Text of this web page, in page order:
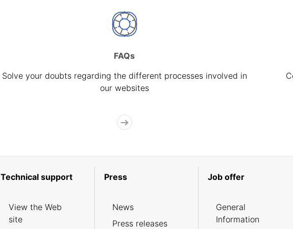
FAQs
Solve your doubts regarding the different processes involved in
our websites
Technical support
View the Web
site
Press
News
Press releases
Job offer
General
Information